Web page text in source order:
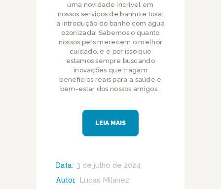
uma novidade incrível em
nossos serviços de banho e tosa:
a introdução do banho com água
ozonizada! Sabemos o quanto
nossos pets merecem o melhor
cuidado, e é por isso que
estamos sempre buscando
inovações que tragam
benefícios reais para a saúde e
bem-estar dos nossos amigos…
LEIA MAIS
Data: 3 de julho de 2024
Autor Lucas Milanez